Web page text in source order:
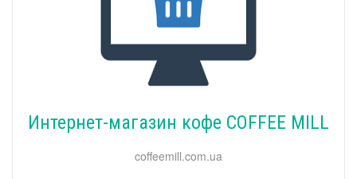
Интернет-магазин кофе COFFEE MILL
coffeemill.com.ua